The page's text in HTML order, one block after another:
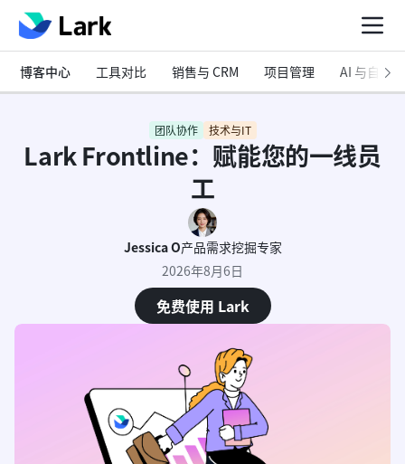
博客中心 工具对比 销售与 CRM 项目管理 AI 与自动化
团队协作 技术与IT
Lark Frontline：赋能您的一线员
工
Jessica O产品需求挖掘专家
2026年8月6日
免费使用 Lark